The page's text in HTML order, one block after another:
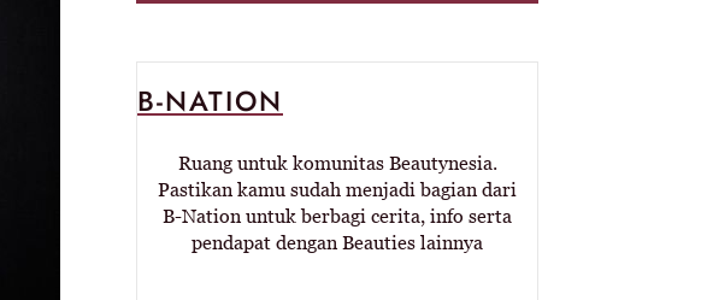
B-NATION
Ruang untuk komunitas Beautynesia.
Pastikan kamu sudah menjadi bagian dari
B-Nation untuk berbagi cerita, info serta
pendapat dengan Beauties lainnya